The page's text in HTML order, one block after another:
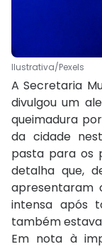
Ilustrativa/Pexels
A Secretaria
divulgou um
queimadura
da cidade
pasta para os
detalha que,
apresentaram
intensa após
também
Em nota à